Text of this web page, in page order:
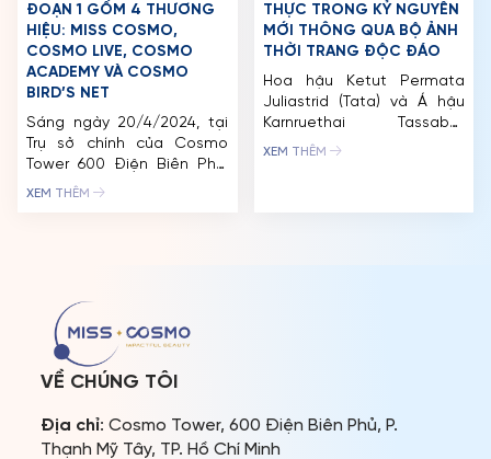
ĐOẠN 1 GỒM 4 THƯƠNG
HIỆU: MISS COSMO,
COSMO LIVE, COSMO
ACADEMY VÀ COSMO
BIRD’S NET
Sáng ngày 20/4/2024, tại
Trụ sở chính của Cosmo
Tower 600 Điện Biên Phủ,
Phường 22, Bình Thạnh, TP.
Sinh thái Cosmo+ giai
đoạn 1 bao gồm 4 thương
hiệu: Miss Cosmo […]
XEM THÊM
THỰC TRONG KỶ NGUYÊN
MỚI THÔNG QUA BỘ ẢNH
THỜI TRANG ĐỘC ĐÁO
Hoa hậu Ketut Permata
Juliastrid (Tata) và Á hậu
Karnruethai Tassabut
(Mook) vừa cùng nhau thực
XEM THÊM
VỀ CHÚNG TÔI
Địa chỉ: Cosmo Tower, 600 Điện Biên Phủ, P.
Thạnh Mỹ Tây, TP. Hồ Chí Minh